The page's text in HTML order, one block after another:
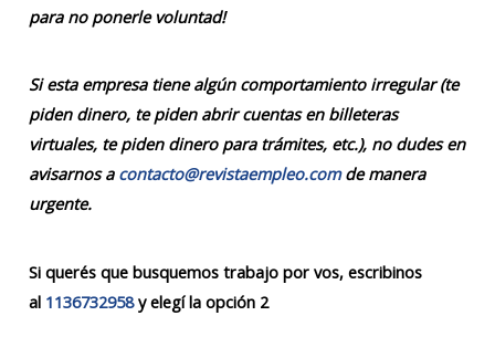
para no ponerle voluntad!
Si esta empresa tiene algún comportamiento irregular (te
piden dinero, te piden abrir cuentas en billeteras
virtuales, te piden dinero para trámites, etc.), no dudes en
avisarnos a contacto@revistaempleo.comde manera
urgente.
Si querés que busquemos trabajo por vos, escribinos
al 1136732958y elegí la opción 2